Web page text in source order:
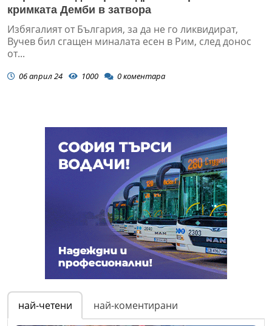
кримката Демби в затвора
Избягалият от България, за да не го ликвидират,
Вучев бил сгащен миналата есен в Рим, след донос
от...
06 април 24 1000 0коментара
най-четени най-коментирани